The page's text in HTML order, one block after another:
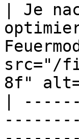
| Je
src="/
8f"
|